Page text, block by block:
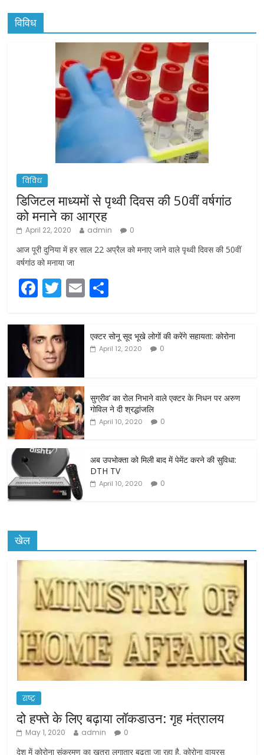
विविध
विविध
डिजिटल माध्यमों से पृथ्वी दिवस की 50वीं वर्षगांठ
को मनाने का आग्रह
April 22, 2020 admin 0
आज पूरी दुनिया में हर साल 22 अप्रैल को मनाए जाने वाले पृथ्वी दिवस की 50वीं
वर्षगांठ को मनाया जा
F
a
c
e
b
o
o
k
T
w
itt
er
E
m
ar
e
एक्टर सोनू सूद भूखे लोगों की करेंगे सहायता: कोरोना
April 12, 2020 0
सुग्रीव’ का रोल निभाने वाले एक्टर के निधन पर अरुण
गोविल ने दी श्रद्धांजलि
April 10, 2020 0
अब उपभोक्ता को मिली बाद में पेमेंट करने की सुविधा:
DTH TV
April 10, 2020 0
खेल
राष्ट्र
दो हफ्ते के लिए बढ़ाया लॉकडाउन: गृह मंत्रालय
May 1, 2020 admin 0
देश में कोरोना संक्रमण का खतरा लगातार बढ़ता जा रहा है. कोरोना वायरस